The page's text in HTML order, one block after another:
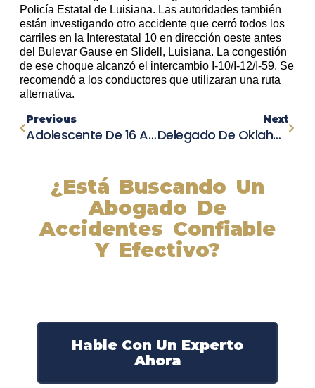
Policía Estatal de Luisiana. Las autoridades también
están investigando otro accidente que cerró todos los
carriles en la Interestatal 10 en dirección oeste antes
del Bulevar Gause en Slidell, Luisiana. La congestión
de ese choque alcanzó el intercambio I-10/I-12/I-59. Se
recomendó a los conductores que utilizaran una ruta
alternativa.
Previous
Adolescente De 16 Años Muere En Incendio Mientras Salva A Su Familia
Next
Delegado De Oklahoma En Estado Crítico Después De Colisión Con Portón De Seguridad
¿Está Buscando Un
Abogado De
Accidentes Confiable
Y Efectivo?
Hable Con Un Experto
Ahora